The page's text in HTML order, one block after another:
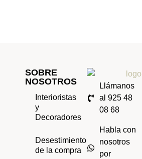
SOBRE
NOSOTROS
Interioristas
y
Decoradores
Desestimiento
de la compra
Llámanos
al 925 48
08 68
Habla con
nosotros
por